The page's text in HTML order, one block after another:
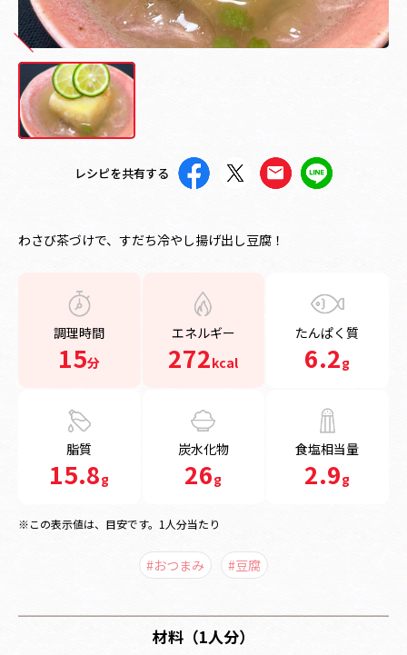
レシピを共有する
わさび茶づけで、すだち冷やし揚げ出し豆腐！
調理時間
15分
エネルギー
272kcal
たんぱく質
6.2g
脂質
15.8g
炭水化物
26g
食塩相当量
2.9g
※この表示値は、目安です。1人分当たり
#おつまみ #豆腐
材料（1人分）